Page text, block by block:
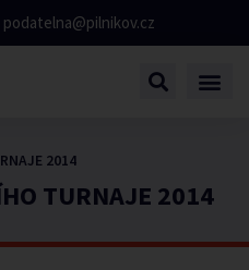
podatelna@pilnikov.cz
TURNAJE 2014
2014